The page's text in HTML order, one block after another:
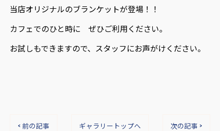
当店オリジナルのブランケットが登場！！
カフェでのひと時に ぜひご利用ください。
お試しもできますので、スタッフにお声がけください。
< 前の記事 ギャラリートップへ 次の記事 >